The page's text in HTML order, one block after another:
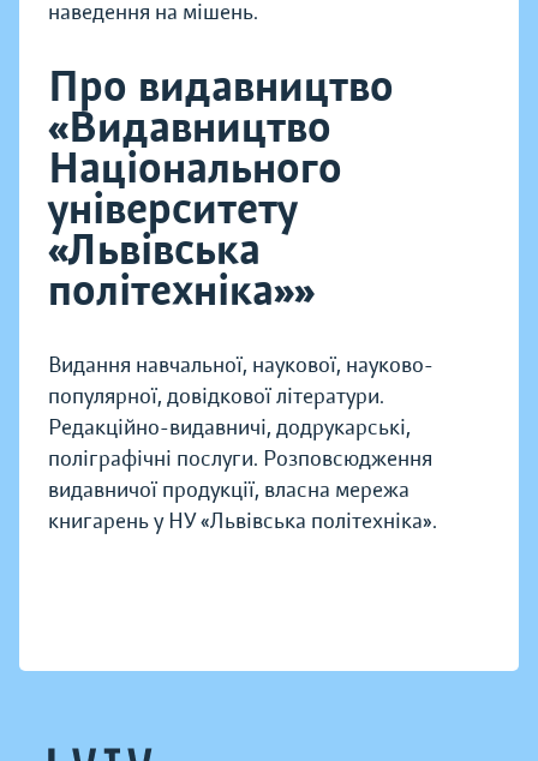
наведення на мішень.
Про видавництво
«Видавництво
Національного
університету
«Львівська
політехніка»»
Видання навчальної, наукової, науково-
популярної, довідкової літератури.
Редакційно-видавничі, додрукарські,
поліграфічні послуги. Розповсюдження
видавничої продукції, власна мережа
книгарень у НУ «Львівська політехніка».